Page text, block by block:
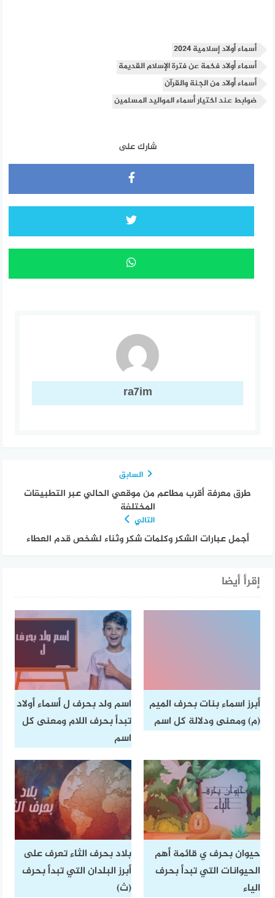
أسماء أولاد إسلامية 2024
أسماء أولاد فخمة عن فترة الإسلام القديمة
أسماء أولاد من الجنة والقرآن
ضوابط عند اختيار أسماء المواليد المسلمين
شارك على
ra7im
السابق
طرق معرفة أقرب مطاعم من موقعي الحالي عبر التطبيقات
المختلفة
التالي
أجمل عبارات الشكر وكلمات شكر وثناء لشخص قدم العطاء
إقرأ أيضا
أبرز اسماء بنات بحرف الميم
(م) ومعنى ودلالة كل اسم
اسم ولد بحرف ل أسماء أولاد
تبدأ بحرف اللام ومعنى كل
اسم
حيوان بحرف ي قائمة أهم
الحيوانات التي تبدأ بحرف
الياء
بلاد بحرف الثاء تعرف على
أبرز البلدان التي تبدأ بحرف
(ث)